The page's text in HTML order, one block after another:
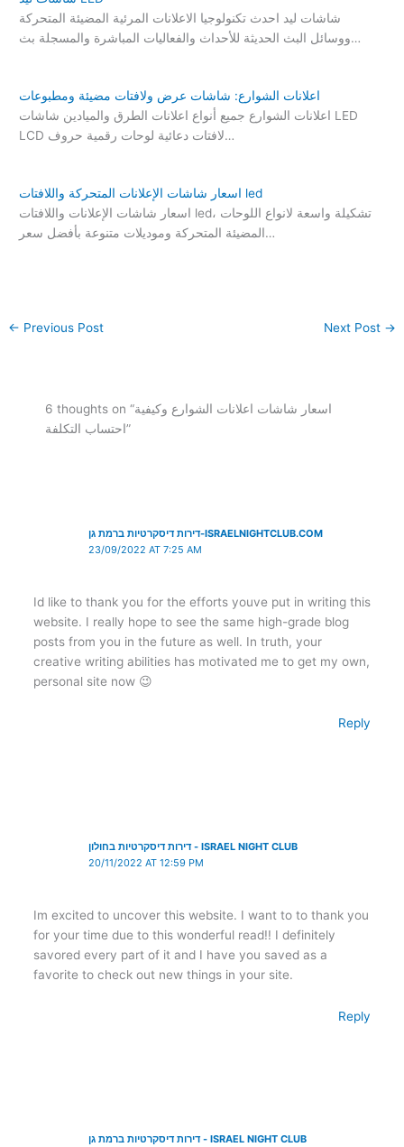
شاشات ليد احدث تكنولوجيا الاعلانات المرئية المضيئة المتحركة
ووسائل البث الحديثة للأحداث والفعاليات المباشرة والمسجلة بث…
اعلانات الشوارع: شاشات عرض ولافتات مضيئة ومطبوعات
اعلانات الشوارع جميع أنواع اعلانات الطرق والميادين شاشات LED
LCD لافتات دعائية لوحات رقمية حروف…
اسعار شاشات الإعلانات المتحركة واللافتات led
اسعار شاشات الإعلانات واللافتات led، تشكيلة واسعة لانواع اللوحات
المضيئة المتحركة وموديلات متنوعة بأفضل سعر…
← Previous Post Next Post →
6 thoughts on “اسعار شاشات اعلانات الشوارع وكيفية
احتساب التكلفة”
דירות דיסקרטיות ברמת גן-ISRAELNIGHTCLUB.COM
23/09/2022 AT 7:25 AM
Id like to thank you for the efforts youve put in writing this
website. I really hope to see the same high-grade blog
posts from you in the future as well. In truth, your
creative writing abilities has motivated me to get my own,
personal site now 😉
Reply
דירות דיסקרטיות בחולון - ISRAEL NIGHT CLUB
20/11/2022 AT 12:59 PM
Im excited to uncover this website. I want to to thank you
for your time due to this wonderful read!! I definitely
savored every part of it and I have you saved as a
favorite to check out new things in your site.
Reply
דירות דיסקרטיות ברמת גן - ISRAEL NIGHT CLUB